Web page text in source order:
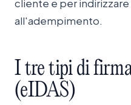
cliente e per
all'adempimento.
Itretipidi
(eIDAS)